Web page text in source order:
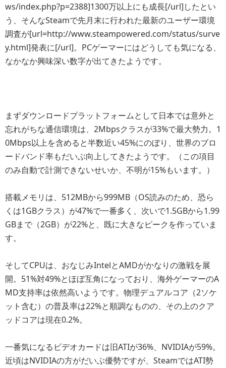
ws/index.php?p=2388]1300万以上にも成長[/url]したとい
う、そんなSteamで先月末に行われた最新のユーザー環境
調査が[url=http://www.steampowered.com/status/surve
y.html]発表に[/url]。PCゲーマーにはどうしても気になる、
なかなか興味深い数字が出てきたようです。
まずダウンロードプラットフォームとして日本では意外と
忘れがちな通信環境は、2Mbpsクラスが33%で最大勢力。1
0Mbps以上を含めると半数近い45%にのぼり、世界のブロ
ードバンド率もだいぶ向上してきたようです。（この項目
のみ自動で計測できないせいか、不明が15%もいます。）
搭載メモリは、512MBから999MB（OS読みのため、恐ら
くは1GBクラス）が47%で一番多く、次いで1.5GBから1.99
GBまで（2GB）が22%と、既に大きなピークを作っていま
す。
そしてCPUは、おなじみIntelとAMDがかなりの激戦を展
開。51%対49%とほぼ互角になっており、海外ゲーマーのA
MD支持率は依然高いようです。物理デュアルコア（2ソケ
ット含む）の普及率は22%と順調なものの、その上のクア
ッドコアは現在0.2%。
一番気になるビデオカードは旧ATIが36%、NVIDIAが59%。
近頃はNVIDIAの方がだいぶ優勢ですが、SteamではATI勢